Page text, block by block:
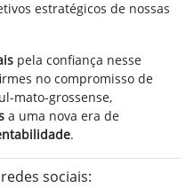
estratégicos de nossas
pela confiança nesse
no compromisso de
mato-grossense,
a uma nova era de
.
sociais: